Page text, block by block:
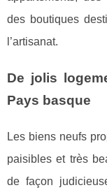
des boutiques
l’artisanat.
De jolis
Pays basque
Les biens neufs
paisibles et très
de façon